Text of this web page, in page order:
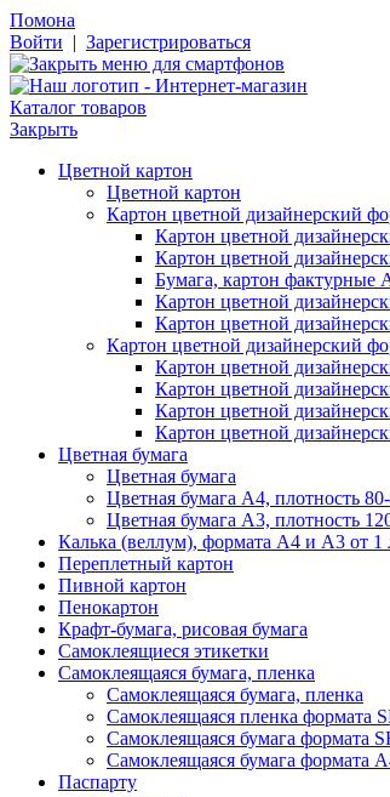
Помона
Войти | Зарегистрироваться
Каталог товаров
Закрыть
Цветной картон
Цветной картон
Картон цветной дизайнерский
Картон цветной
Картон цветной
Бумага, картон фактурные
Картон цветной
Картон цветной
Картон цветной дизайнерский
Картон цветной
Картон цветной
Картон цветной
Картон цветной
Цветная бумага
Цветная бумага
Цветная бумага А4, плотность
Цветная бумага А3, плотность
Калька (веллум), формата А4 и А3 от 1
Переплетный картон
Пивной картон
Пенокартон
Крафт-бумага, рисовая бумага
Самоклеящиеся этикетки
Самоклеящаяся бумага, пленка
Самоклеящаяся бумага, пленка
Самоклеящаяся пленка формата
Самоклеящаяся бумага формата
Самоклеящаяся бумага формата
Паспарту